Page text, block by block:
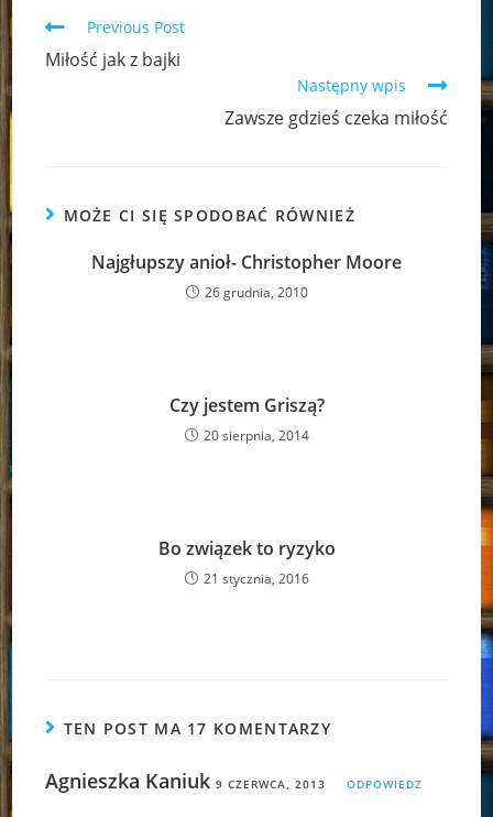
Read
articles
Previous Post
Miłość jak z bajki
Następny wpis
Zawsze gdzieś czeka miłość
MOŻE CI SIĘ SPODOBAĆ RÓWNIEŻ
Najgłupszy anioł- Christopher Moore
26 grudnia, 2010
Czy jestem Griszą?
20 sierpnia, 2014
Bo związek to ryzyko
21 stycznia, 2016
TEN POST MA 17 KOMENTARZY
Agnieszka Kaniuk 9 CZERWCA, 2013 ODPOWIEDZ